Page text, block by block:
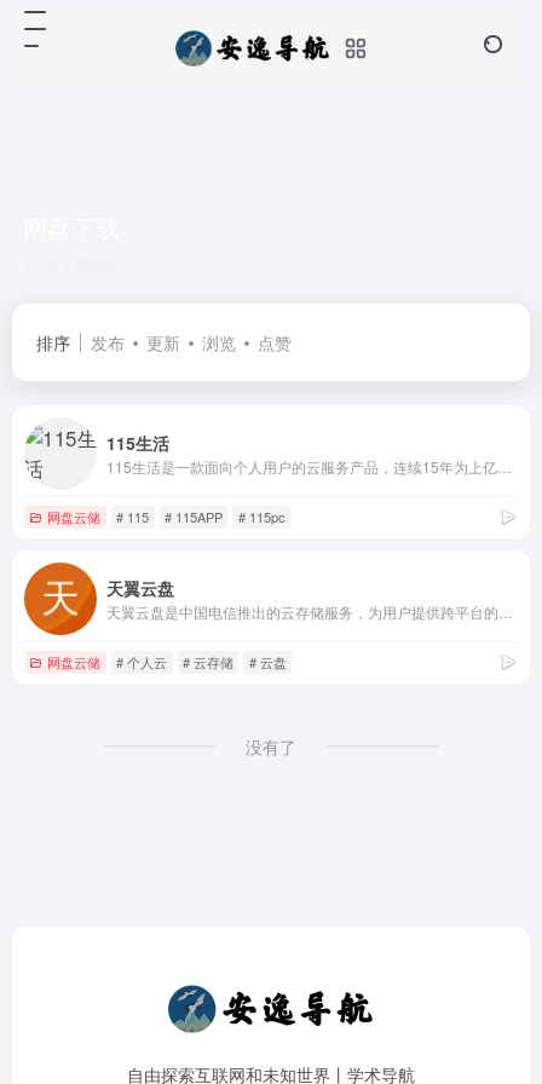
排序 发布 更新 浏览 点赞
115生活
网盘云储 # 115 # 115APP # 115pc
天翼云盘
网盘云储 # 个人云 # 云存储 # 云盘
没有了
自由探索互联网和未知世界丨学术导航